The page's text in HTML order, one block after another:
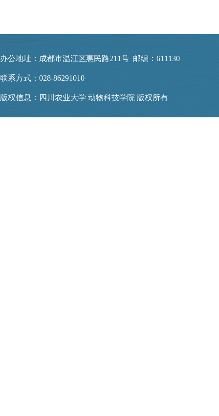
办公地址：成都市温江区惠民路211号 邮编：611130
联系方式：028-86291010
版权信息：四川农业大学 动物科技学院 版权所有